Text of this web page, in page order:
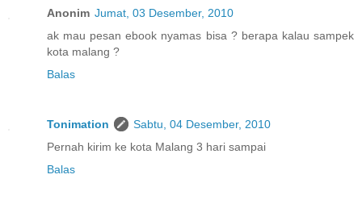
Anonim Jumat, 03 Desember, 2010
ak mau pesan ebook nyamas bisa ? berapa kalau sampek
kota malang ?
Balas
Tonimation
Sabtu, 04 Desember, 2010
Pernah kirim ke kota Malang 3 hari sampai
Balas